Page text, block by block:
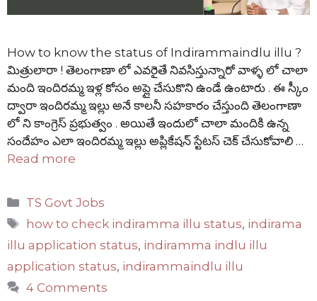
How to know the status of Indirammaindlu illu ?
మిత్రులారా ! తెలంగాణా లో ఎవరైతే నివసిస్తున్నారో వాళ్ళ లో చాలా
మంది ఇందిరమ్మ ఇళ్ల కోసం అప్లై చేసుకొని ఉండే ఉంటారు . ఈ స్కీం
ద్వారా ఇందిరమ్మ ఇల్లు అనే కాలనీ సహకారం చేస్తుంది తెలంగాణా
లో ని కాంగ్రెస్ ప్రభుత్వం . అయితే ఇందులో చాలా మందికి ఉన్న
సందేహం ఎలా ఇందిరమ్మ ఇల్లు అప్లికేషన్ స్టేటస్ చెక్ చేసుకోవాలి …
Read more
Categories
TS Govt Jobs
Tags
how to check indiramma illu status, indirama
illu application status, indiramma indlu illu
application status, indirammaindlu illu
4 Comments